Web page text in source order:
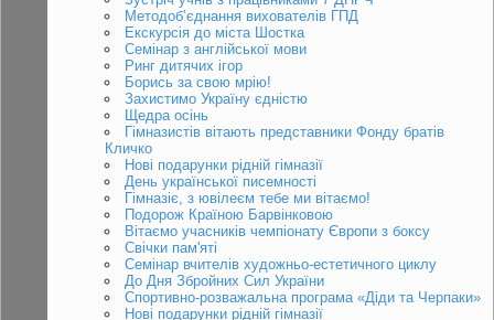
Методобʼєднання вихователів ГПД
Екскурсія до міста Шостка
Семінар з англійської мови
Ринг дитячих ігор
Борись за свою мрію!
Захистимо Україну єдністю
Щедра осінь
Гімназистів вітають представники Фонду братів
Кличко
Нові подарунки рідній гімназії
День української писемності
Гімназіє, з ювілеєм тебе ми вітаємо!
Подорож Країною Барвінковою
Вітаємо учасників чемпіонату Європи з боксу
Свічки пам'яті
Семінар вчителів художньо-естетичного циклу
До Дня Збройних Сил України
Спортивно-розважальна програма «Діди та Черпаки»
Нові подарунки рідній гімназії